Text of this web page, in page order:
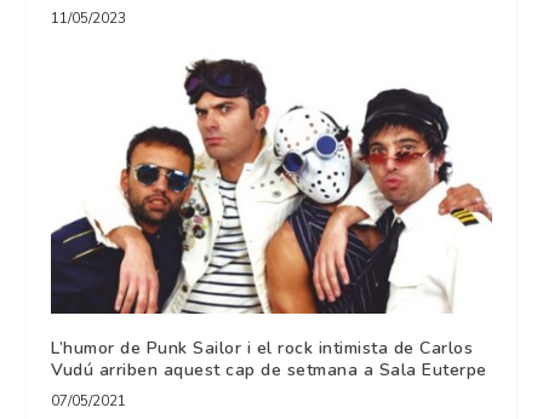
11/05/2023
L’humor de Punk Sailor i el rock intimista de Carlos
Vudú arriben aquest cap de setmana a Sala Euterpe
07/05/2021